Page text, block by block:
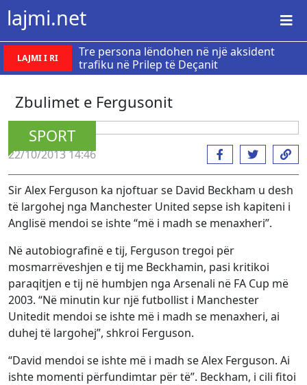
lajmi.net
LAJMI I RI
Tre persona lëndohen në një aksident
trafiku në Prilep të Deçanit
Zbulimet e Fergusonit
SPORT
22/10/2013 14:46
Sir Alex Ferguson ka njoftuar se David Beckham u desh
të largohej nga Manchester United sepse ish kapiteni i
Anglisë mendoi se ishte “më i madh se menaxheri”.
Në autobiografinë e tij, Ferguson tregoi për
mosmarrëveshjen e tij me Beckhamin, pasi kritikoi
paraqitjen e tij në humbjen nga Arsenali në FA Cup më
2003. “Në minutin kur një futbollist i Manchester
Unitedit mendoi se ishte më i madh se menaxheri, ai
duhej të largohej”, shkroi Ferguson.
“David mendoi se ishte më i madh se Alex Ferguson. Ai
ishte momenti përfundimtar për të”. Beckham, i cili fitoi